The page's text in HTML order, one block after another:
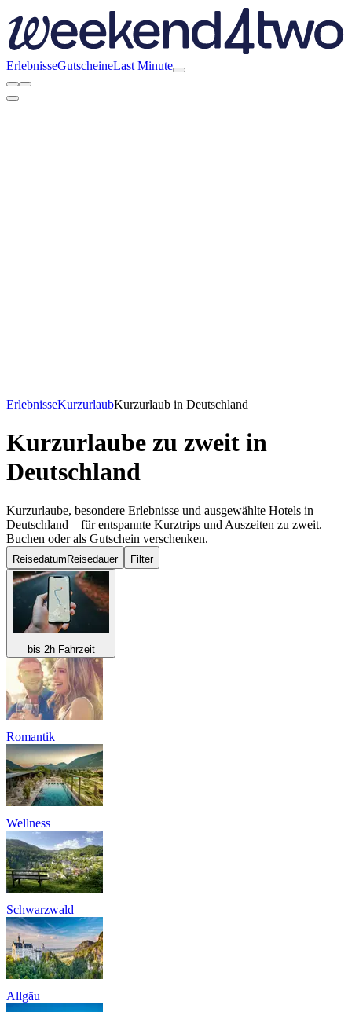
ErlebnisseGutscheineLast Minute
ErlebnisseKurzurlaubKurzurlaub in Deutschland
Kurzurlaube zu zweit in
Deutschland
Kurzurlaube, besondere Erlebnisse und ausgewählte Hotels in
Deutschland – für entspannte Kurztrips und Auszeiten zu zweit.
Buchen oder als Gutschein verschenken.
Reisedatum Reisedauer Filter
bis 2h Fahrzeit
Romantik
Wellness
Schwarzwald
Allgäu